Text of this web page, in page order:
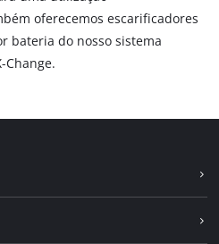
oferecemos escarificadores
bateria do nosso sistema
Change.